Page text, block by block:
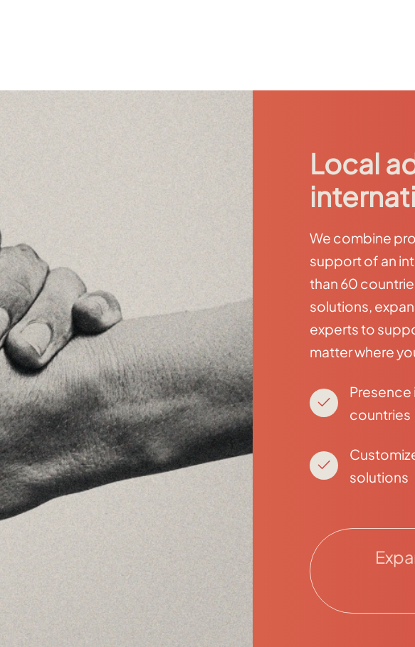
Local
We combine
support of an
than 60
solutions,
experts to
matter where
Presence
countries
solutions